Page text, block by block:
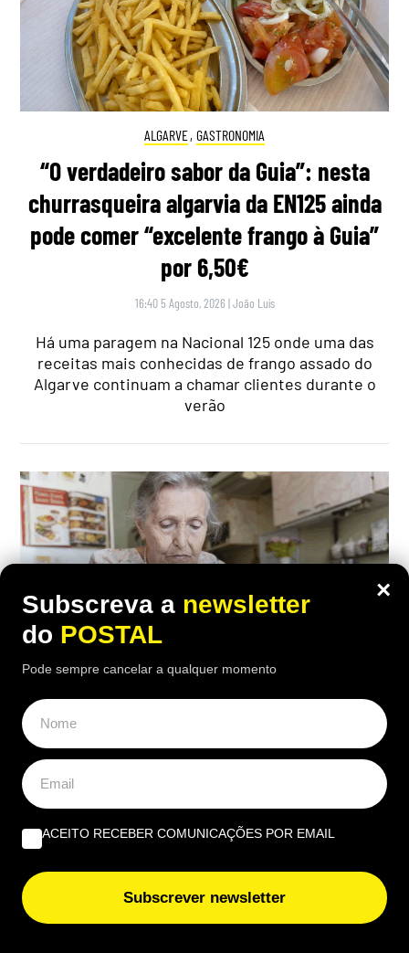
ALGARVE, GASTRONOMIA
“O verdadeiro sabor da Guia”: nesta
churrasqueira algarvia da EN125 ainda
pode comer “excelente frango à Guia”
por 6,50€
16:40 5 Agosto, 2026 |João Luís
Há uma paragem na Nacional 125 onde uma das
receitas mais conhecidas de frango assado do
Algarve continuam a chamar clientes durante o
verão
“Considero insuficiente”: reformada de
67 anos recebe 1.790€ mas considera a
pensão ‘injusta’
18:00 2 Agosto, 2026|Rubén Gonçalves
×
Subscreva a newsletter
do POSTAL
Pode sempre cancelar a qualquer momento
ACEITO RECEBER COMUNICAÇÕES POR EMAIL
Subscrever newsletter